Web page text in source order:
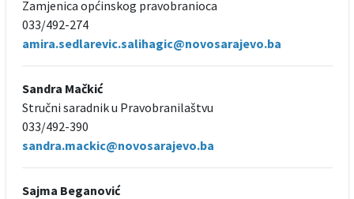
Zamjenica općinskog pravobranioca
033/492-274
amira.sedlarevic.salihagic@novosarajevo.ba
Sandra Mačkić
Stručni saradnik u Pravobranilaštvu
033/492-390
sandra.mackic@novosarajevo.ba
Sajma Beganović